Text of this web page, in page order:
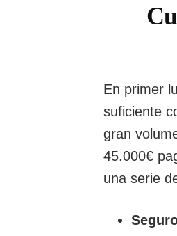
En primer
suficiente
gran
45.000€
una serie